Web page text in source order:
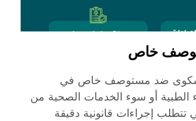
خاص
شكوى ضد مستوصف خاص في
الطبية أو سوء الخدمات الصحية من
تتطلب إجراءات قانونية دقيقة